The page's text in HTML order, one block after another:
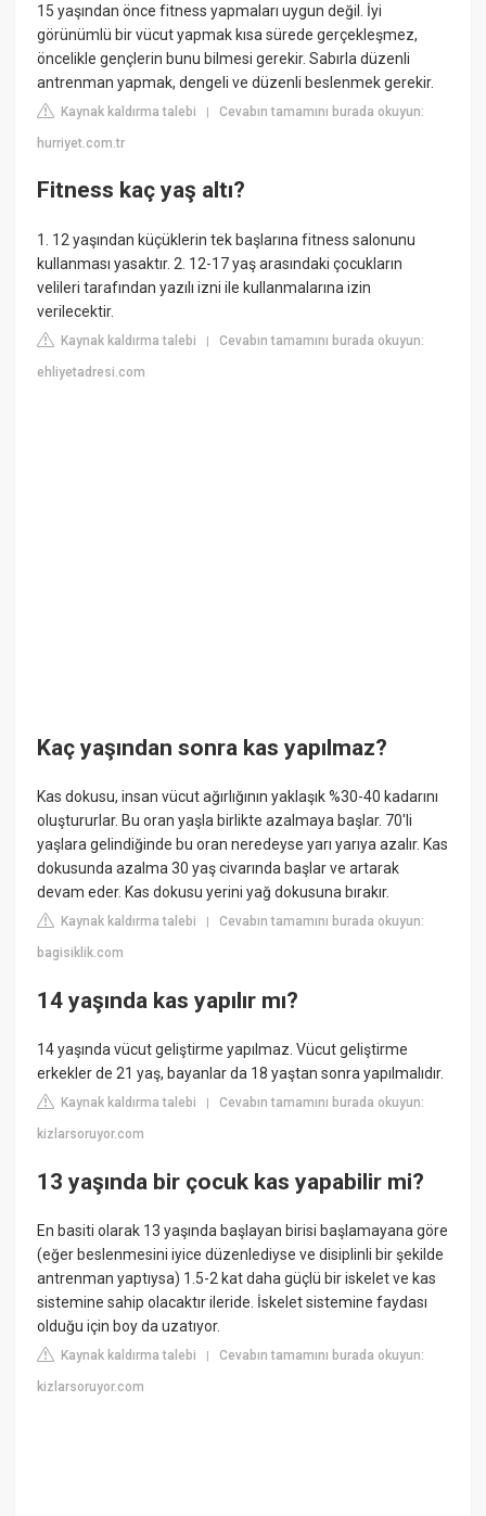
15 yaşından önce fitness yapmaları uygun değil. İyi
görünümlü bir vücut yapmak kısa sürede gerçekleşmez,
öncelikle gençlerin bunu bilmesi gerekir. Sabırla düzenli
antrenman yapmak, dengeli ve düzenli beslenmek gerekir.
Kaynak kaldırma talebi |Cevabın tamamını burada okuyun:
hurriyet.com.tr
Fitness kaç yaş altı?
1. 12 yaşından küçüklerin tek başlarına fitness salonunu
kullanması yasaktır. 2. 12-17 yaş arasındaki çocukların
velileri tarafından yazılı izni ile kullanmalarına izin
verilecektir.
Kaynak kaldırma talebi |Cevabın tamamını burada okuyun:
ehliyetadresi.com
Kaç yaşından sonra kas yapılmaz?
Kas dokusu, insan vücut ağırlığının yaklaşık %30-40 kadarını
oluştururlar. Bu oran yaşla birlikte azalmaya başlar. 70'li
yaşlara gelindiğinde bu oran neredeyse yarı yarıya azalır. Kas
dokusunda azalma 30 yaş civarında başlar ve artarak
devam eder. Kas dokusu yerini yağ dokusuna bırakır.
Kaynak kaldırma talebi |Cevabın tamamını burada okuyun:
bagisiklik.com
14 yaşında kas yapılır mı?
14 yaşında vücut geliştirme yapılmaz. Vücut geliştirme
erkekler de 21 yaş, bayanlar da 18 yaştan sonra yapılmalıdır.
Kaynak kaldırma talebi |Cevabın tamamını burada okuyun:
kizlarsoruyor.com
13 yaşında bir çocuk kas yapabilir mi?
En basiti olarak 13 yaşında başlayan birisi başlamayana göre
(eğer beslenmesini iyice düzenlediyse ve disiplinli bir şekilde
antrenman yaptıysa) 1.5-2 kat daha güçlü bir iskelet ve kas
sistemine sahip olacaktır ileride. İskelet sistemine faydası
olduğu için boy da uzatıyor.
Kaynak kaldırma talebi |Cevabın tamamını burada okuyun:
kizlarsoruyor.com